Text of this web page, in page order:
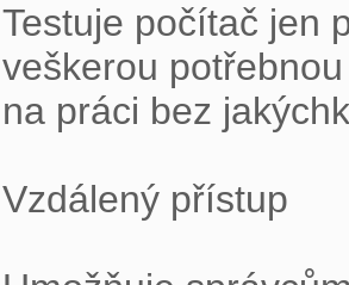
Testuje počítač jen
veškerou
na práci bez
Vzdálený přístup